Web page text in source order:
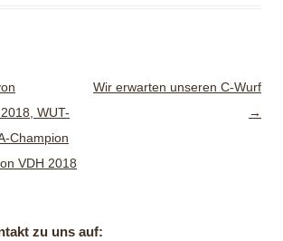
WUT-
Champion
VDH 2018
Wir erwarten unseren C-Wurf
→
zu uns auf: